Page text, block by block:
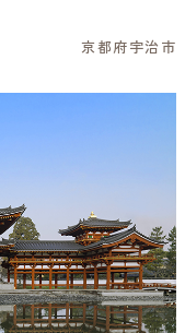
京都府宇治市